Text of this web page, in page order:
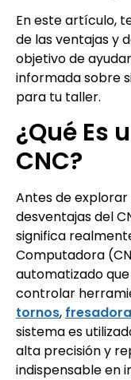
En este artículo,
de las ventajas y
objetivo de
informada sobre
para tu taller.
¿Qué Es
CNC?
Antes de
desventajas del
significa
Computadora
automatizado
controlar
tornos,
sistema es
alta precisión y
indispensable en